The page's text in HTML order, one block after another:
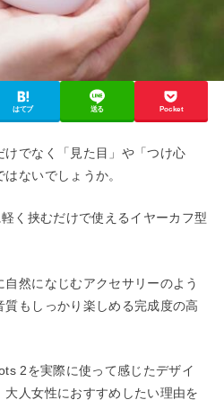
はてブ 送る Pocket
けでなく「見た目」や「つけ心
ないでしょうか。
く挟むだけで使えるイヤーカフ型
然になじむアクセサリーのよう
もしっかり楽しめる完成度の高
2を実際に使って感じたデザイ
人女性におすすめしたい理由を